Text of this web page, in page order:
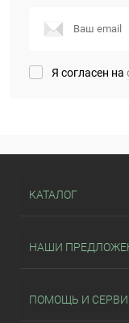
Я согласен на
КАТАЛОГ
НАШИ
ПОМОЩЬ И